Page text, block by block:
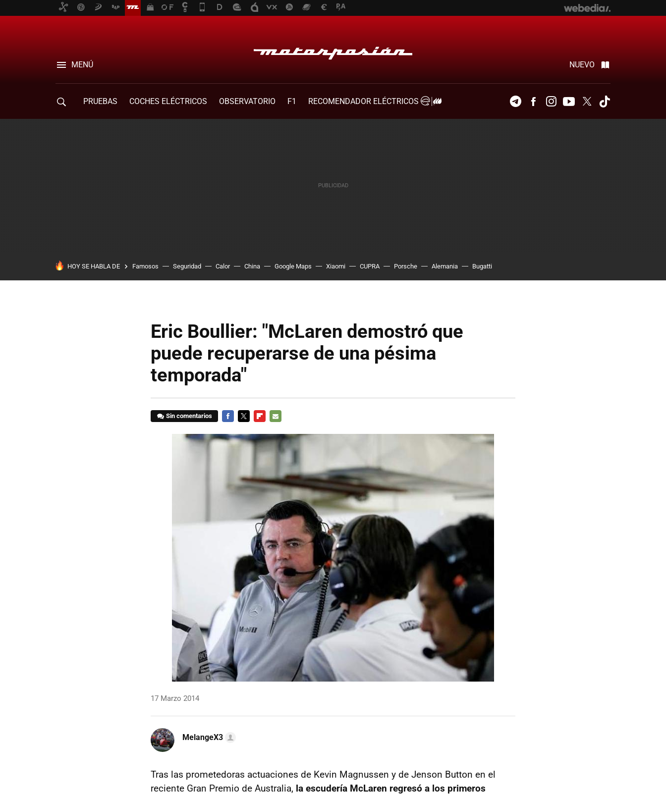
MENÚ NUEVO
PRUEBAS COCHES ELÉCTRICOS OBSERVATORIO F1
RECOMENDADOR ELÉCTRICOS
TelegramFacebookInstagramYoutubeTwitter
HOY SE HABLA DE Famosos Seguridad Calor China Google Maps Xiaomi CUPRA Porsche Alemania Bugatti
Eric Boullier: "McLaren demostró que
puede recuperarse de una pésima
temporada"
Sin comentarios
MAIL
17 Marzo 2014
MelangeX3
Tras las prometedoras actuaciones de Kevin Magnussen y de Jenson Button en el
reciente Gran Premio de Australia, la escudería McLaren regresó a los primeros